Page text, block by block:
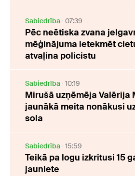
Sabiedrība 07:39
Pēc neētiska zvana
mēģinājuma ietekmēt
atvaļina policistu
Sabiedrība 10:19
Mirušā uzņēmēja Valērija
jaunākā meita nonākusi
sola
Sabiedrība 15:59
Teikā pa logu izkritusi 15
jauniete